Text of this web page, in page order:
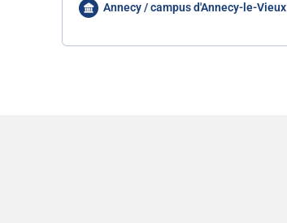
Annecy / campus d'Annecy-le-Vieux